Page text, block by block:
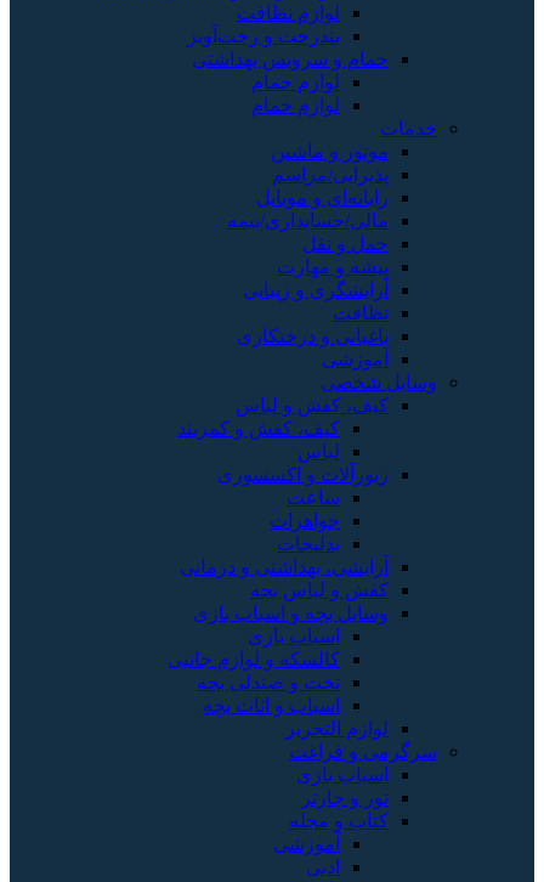
لوازم نظافت
بندرخت و رخت‌آویز
حمام و سرویس بهداشتی
لوازم حمام
لوازم حمام
خدمات
موتور و ماشین
پذیرایی/مراسم
رایانه‌ای و موبایل
مالی/حسابداری/بیمه
حمل و نقل
پیشه و مهارت
آرایشگری و زیبایی
نظافت
باغبانی و درختکاری
آموزشی
وسایل شخصی
کیف، کفش و لباس
کیف، کفش و کمربند
لباس
زیورآلات و اکسسوری
ساعت
جواهرات
بدلیجات
آرایشی، بهداشتی و درمانی
کفش و لباس بچه
وسایل بچه و اسباب بازی
اسباب بازی
کالسکه و لوازم جانبی
تخت و صندلی بچه
اسباب و اثاث بچه
لوازم التحریر
سرگرمی و فراغت
اسباب‌ بازی
تور و چارتر
کتاب و مجله
آموزشی
ادبی